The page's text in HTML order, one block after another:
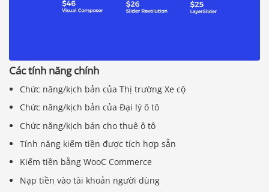
Các tính năng chính
Chức năng/kịch bản của Thị trường Xe cộ
Chức năng/kịch bản của Đại lý ô tô
Chức năng/kịch bản cho thuê ô tô
Tính năng kiếm tiền được tích hợp sẵn
Kiếm tiền bằng WooC Commerce
Nạp tiền vào tài khoản người dùng